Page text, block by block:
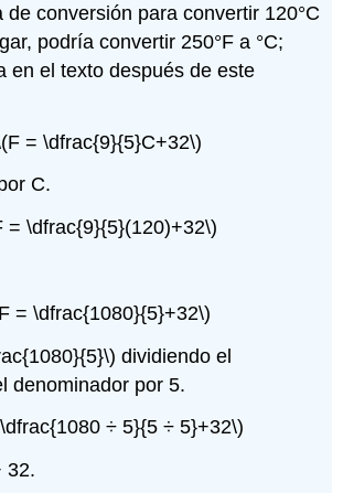
de conversión para convertir 120°C
podría convertir 250°F a °C;
en el texto después de este
= \dfrac{9}{5}C+32\)
C.
= \dfrac{9}{5}(120)+32\)
= \dfrac{1080}{5}+32\)
dividiendo el
denominador por 5.
÷ 5}{5 ÷ 5}+32\)
32.